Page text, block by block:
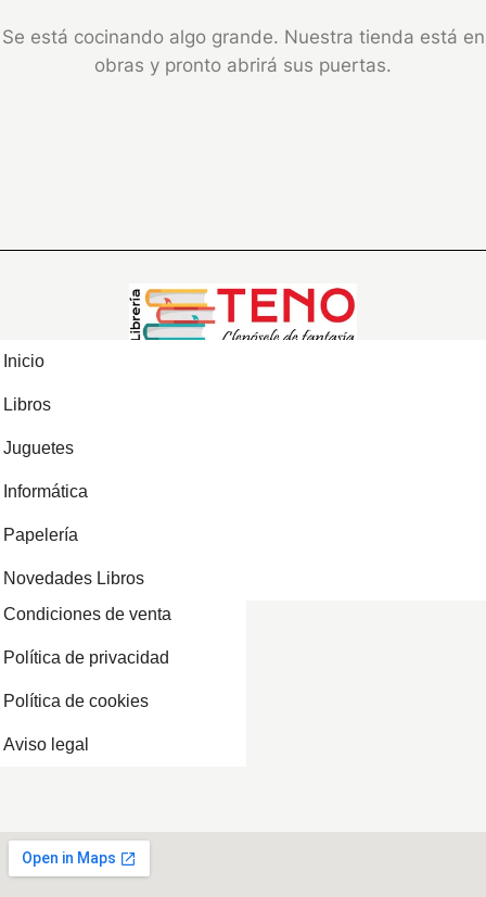
Se está cocinando algo grande. Nuestra tienda está en
obras y pronto abrirá sus puertas.
Inicio
Libros
Juguetes
Informática
Papelería
Novedades Libros
Condiciones de venta
Política de privacidad
Política de cookies
Aviso legal